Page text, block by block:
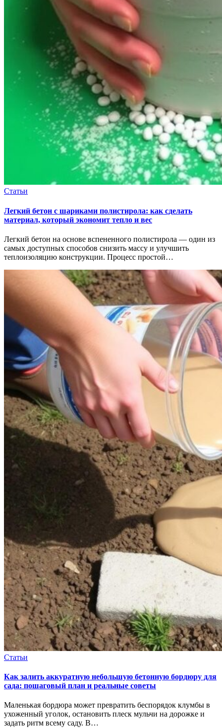
Статьи
Легкий бетон с шариками полистирола: как сделать
материал, который экономит тепло и вес
Легкий бетон на основе вспененного полистирола — один из
самых доступных способов снизить массу и улучшить
теплоизоляцию конструкции. Процесс простой…
Статьи
Как залить аккуратную небольшую бетонную бордюру для
сада: пошаговый план и реальные советы
Маленькая бордюра может превратить беспорядок клумбы в
ухоженный уголок, остановить плеск мульчи на дорожке и
задать ритм всему саду. В…